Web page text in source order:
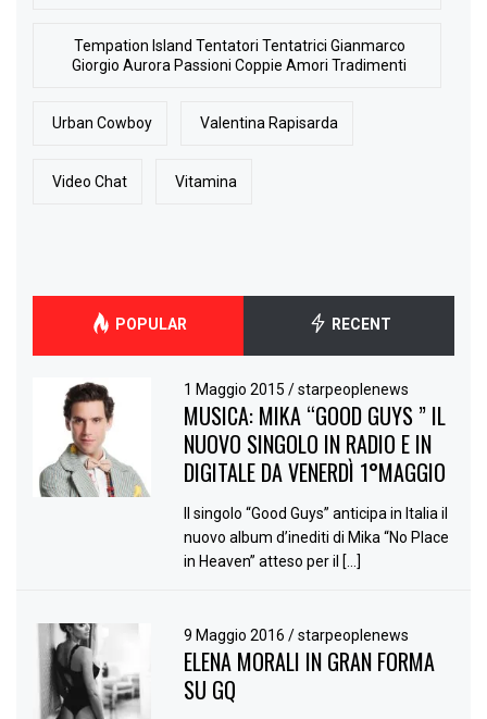
Tempation Island Tentatori Tentatrici Gianmarco
Giorgio Aurora Passioni Coppie Amori Tradimenti
Urban Cowboy Valentina Rapisarda
Video Chat Vitamina
POPULAR RECENT
1 Maggio 2015/ starpeoplenews
MUSICA: MIKA “GOOD GUYS ” IL
NUOVO SINGOLO IN RADIO E IN
DIGITALE DA VENERDÌ 1°MAGGIO
Il singolo “Good Guys” anticipa in Italia il
nuovo album d’inediti di Mika “No Place
in Heaven” atteso per il […]
9 Maggio 2016/ starpeoplenews
ELENA MORALI IN GRAN FORMA
SU GQ